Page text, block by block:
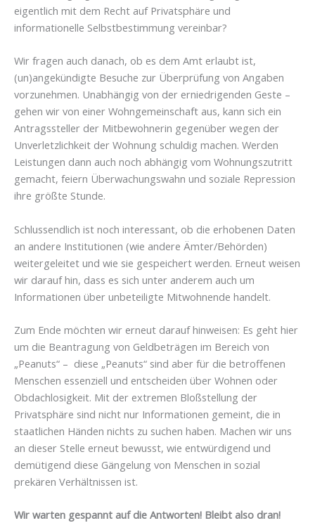
eigentlich mit dem Recht auf Privatsphäre und
informationelle Selbstbestimmung vereinbar?
Wir fragen auch danach, ob es dem Amt erlaubt ist,
(un)angekündigte Besuche zur Überprüfung von Angaben
vorzunehmen. Unabhängig von der erniedrigenden Geste –
gehen wir von einer Wohngemeinschaft aus, kann sich ein
Antragssteller der Mitbewohnerin gegenüber wegen der
Unverletzlichkeit der Wohnung schuldig machen. Werden
Leistungen dann auch noch abhängig vom Wohnungszutritt
gemacht, feiern Überwachungswahn und soziale Repression
ihre größte Stunde.
Schlussendlich ist noch interessant, ob die erhobenen Daten
an andere Institutionen (wie andere Ämter/Behörden)
weitergeleitet und wie sie gespeichert werden. Erneut weisen
wir darauf hin, dass es sich unter anderem auch um
Informationen über unbeteiligte Mitwohnende handelt.
Zum Ende möchten wir erneut darauf hinweisen: Es geht hier
um die Beantragung von Geldbeträgen im Bereich von
„Peanuts“ – diese „Peanuts“ sind aber für die betroffenen
Menschen essenziell und entscheiden über Wohnen oder
Obdachlosigkeit. Mit der extremen Bloßstellung der
Privatsphäre sind nicht nur Informationen gemeint, die in
staatlichen Händen nichts zu suchen haben. Machen wir uns
an dieser Stelle erneut bewusst, wie entwürdigend und
demütigend diese Gängelung von Menschen in sozial
prekären Verhältnissen ist.
Wir warten gespannt auf die Antworten! Bleibt also dran!